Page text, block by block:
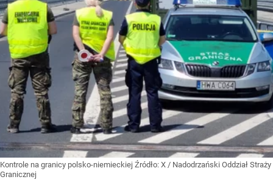
Kontrole na granicy polsko-niemieckiej Źródło: X / Nadodrzański Oddział Straży
Granicznej